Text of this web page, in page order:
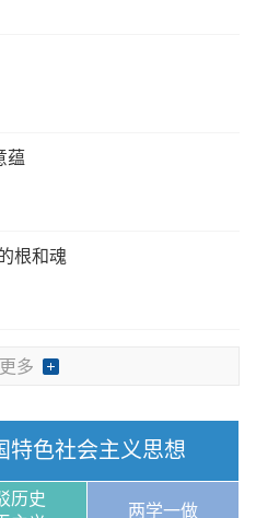
蕴
根和魂
多
特色社会主义思想
历史
两学一做